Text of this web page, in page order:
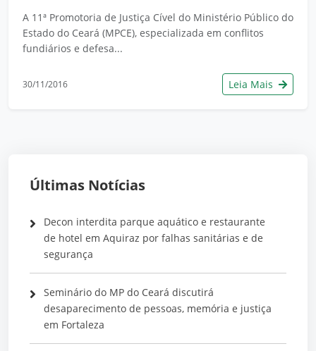
A 11ª Promotoria de Justiça Cível do Ministério Público do
Estado do Ceará (MPCE), especializada em conflitos
fundiários e defesa...
30/11/2016 Leia Mais
Últimas Notícias
Decon interdita parque aquático e restaurante
de hotel em Aquiraz por falhas sanitárias e de
segurança
Seminário do MP do Ceará discutirá
desaparecimento de pessoas, memória e justiça
em Fortaleza